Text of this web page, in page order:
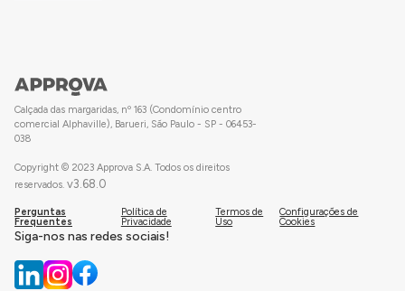
Calçada das margaridas, nº 163 (Condomínio centro
comercial Alphaville), Barueri, São Paulo - SP - 06453-
038
Copyright © 2023 Approva S.A. Todos os direitos
reservados. v3.68.0
Perguntas
Frequentes
Política de
Privacidade
Termos de
Uso
Configurações de
Cookies
Siga-nos nas redes sociais!